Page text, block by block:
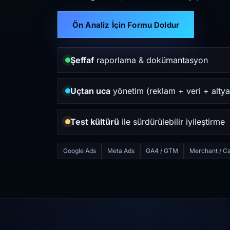
Ön Analiz İçin Formu Doldur
Şeffafraporlama & dokümantasyon
Uçtan uca yönetim (reklam + veri +
Test kültürü ile sürdürülebilir iyileştirme
Google Ads Meta Ads GA4 / GTM Merchant /